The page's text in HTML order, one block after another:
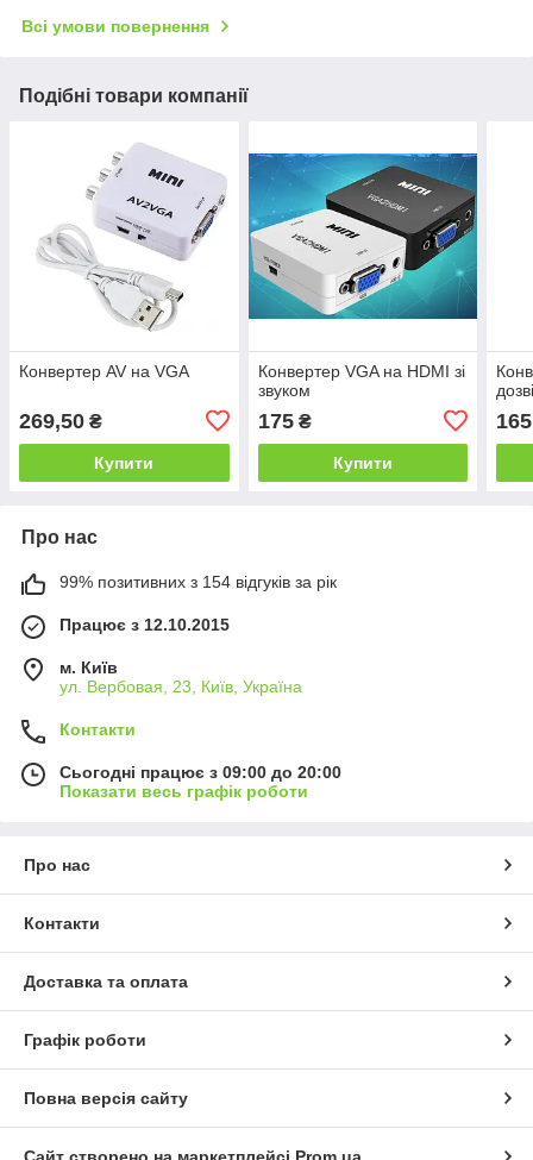
Всі умови повернення
Подібні товари компанії
Конвертер AV на VGA
269,50 ₴
Купити
Конвертер VGA на HDMI зі
звуком
175₴
Купити
Про нас
99% позитивних з 154 відгуків за рік
Працює з 12.10.2015
м. Київ
ул. Вербовая, 23, Київ, Україна
Контакти
Сьогодні працює з 09:00 до 20:00
Показати весь графік роботи
Про нас
Контакти
Доставка та оплата
Графік роботи
Повна версія сайту